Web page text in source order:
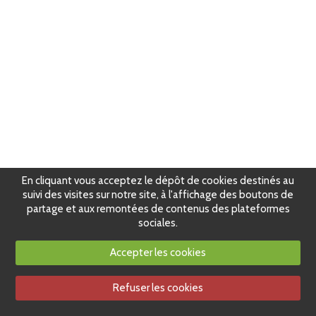
En cliquant vous acceptez le dépôt de cookies destinés au
suivi des visites sur notre site, à l'affichage des boutons de
partage et aux remontées de contenus des plateformes
sociales.
Accepter les cookies
Refuser les cookies